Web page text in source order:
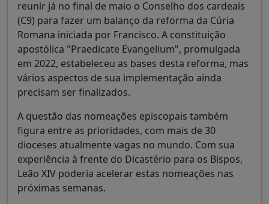
reunir já no final de maio o Conselho dos cardeais
(C9) para fazer um balanço da reforma da Cúria
Romana iniciada por Francisco. A constituição
apostólica "Praedicate Evangelium", promulgada
em 2022, estabeleceu as bases desta reforma, mas
vários aspectos de sua implementação ainda
precisam ser finalizados.
A questão das nomeações episcopais também
figura entre as prioridades, com mais de 30
dioceses atualmente vagas no mundo. Com sua
experiência à frente do Dicastério para os Bispos,
Leão XIV poderia acelerar estas nomeações nas
próximas semanas.